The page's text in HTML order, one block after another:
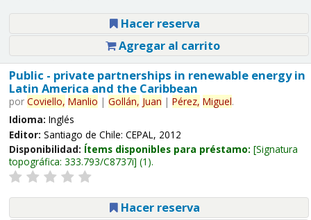
Hacer reserva
Agregar al carrito
Public - private partnerships in renewable energy in
Latin America and the Caribbean
por Coviello, Manlio | Gollán, Juan | Pérez, Miguel.
Idioma: Inglés
Editor: Santiago de Chile: CEPAL, 2012
Disponibilidad: Ítems disponibles para préstamo: Signatura
topográfica: 333.793/C8737i (1).
Hacer reserva